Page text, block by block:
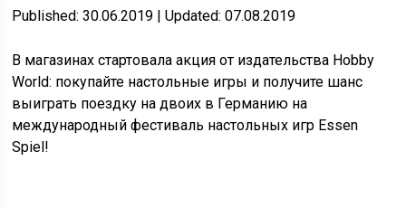
Published: 30.06.2019 | Updated: 07.08.2019
В магазинах стартовала акция от издательства Hobby
World: покупайте настольные игры и получите шанс
выиграть поездку на двоих в Германию на
международный фестиваль настольных игр Essen
Spiel!